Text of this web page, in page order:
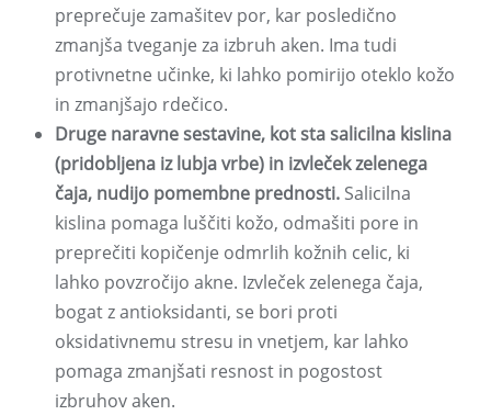
preprečuje zamašitev por, kar posledično
zmanjša tveganje za izbruh aken. Ima tudi
protivnetne učinke, ki lahko pomirijo oteklo kožo
in zmanjšajo rdečico.
Druge naravne sestavine, kot sta salicilna kislina
(pridobljena iz lubja vrbe) in izvleček zelenega
čaja, nudijo pomembne prednosti. Salicilna
kislina pomaga luščiti kožo, odmašiti pore in
preprečiti kopičenje odmrlih kožnih celic, ki
lahko povzročijo akne. Izvleček zelenega čaja,
bogat z antioksidanti, se bori proti
oksidativnemu stresu in vnetjem, kar lahko
pomaga zmanjšati resnost in pogostost
izbruhov aken.